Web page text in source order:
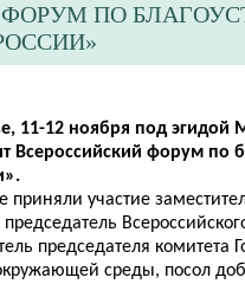
ПО
11-12 ноября под эгидой
Всероссийский форум по
приняли участие
председатель
председателя
среды, посол